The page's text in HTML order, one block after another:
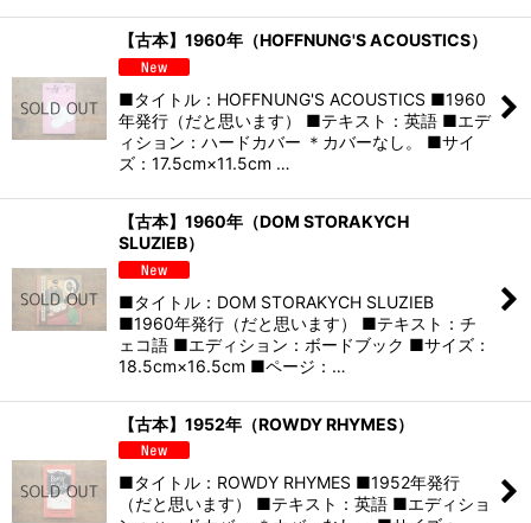
【古本】1960年（HOFFNUNG'S ACOUSTICS）
■タイトル：HOFFNUNG'S ACOUSTICS ■1960
年発行（だと思います） ■テキスト：英語 ■エデ
ィション：ハードカバー ＊カバーなし。 ■サイ
ズ：17.5cm×11.5cm …
【古本】1960年（DOM STORAKYCH
SLUZIEB）
■タイトル：DOM STORAKYCH SLUZIEB
■1960年発行（だと思います） ■テキスト：チ
ェコ語 ■エディション：ボードブック ■サイズ：
18.5cm×16.5cm ■ページ：…
【古本】1952年（ROWDY RHYMES）
■タイトル：ROWDY RHYMES ■1952年発行
（だと思います） ■テキスト：英語 ■エディショ